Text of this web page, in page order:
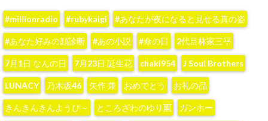
#millionradio #rubykaigi #あなたが夜になると見せる真の姿
#あなた好みの顔診断 #あの小説 #傘の日 2代目林家三平
7月1日 なんの日 7月23日 誕生花 chaki954 J Soul Brothers
LUNACY ‪乃木坂46‬ ‪矢作 兼‬ おめでとう お礼の品
きんきんきんようび～ ところざわのゆり園 ガンホー